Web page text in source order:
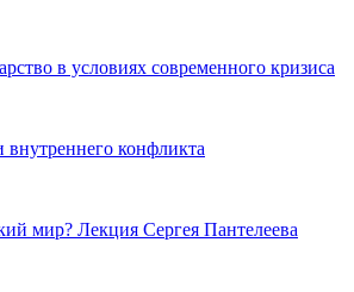
в условиях современного кризиса
внутреннего конфликта
мир? Лекция Сергея Пантелеева